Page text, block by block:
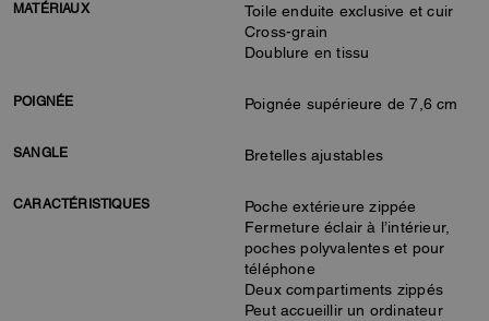
MATÉRIAUX
Toile enduite exclusive et cuir
Cross-grain
Doublure en tissu
POIGNÉE Poignée supérieure de 7,6 cm
SANGLE Bretelles ajustables
CARACTÉRISTIQUES
Poche extérieure zippée
Fermeture éclair à l’intérieur,
poches polyvalentes et pour
téléphone
Deux compartiments zippés
Peut accueillir un ordinateur